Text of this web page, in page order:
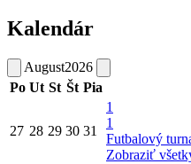
Kalendár
August2026
Po Ut St Št Pia
27 28 29 30 31
1
1
Futbalový
Zobraziť